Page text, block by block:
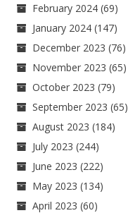
February 2024 (69)
January 2024 (147)
December 2023 (76)
November 2023 (65)
October 2023 (79)
September 2023 (65)
August 2023 (184)
July 2023 (244)
June 2023 (222)
May 2023 (134)
April 2023 (60)